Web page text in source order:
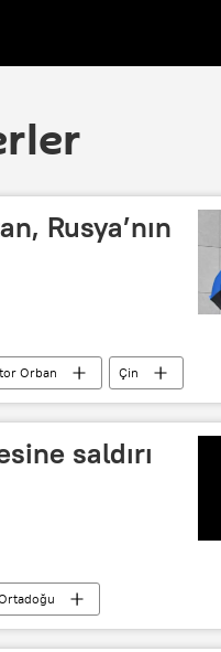
Rusya’nın
Orban
Çin
saldırı